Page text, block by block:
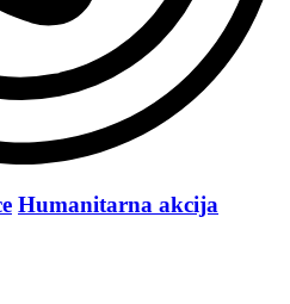
Humanitarna akcija